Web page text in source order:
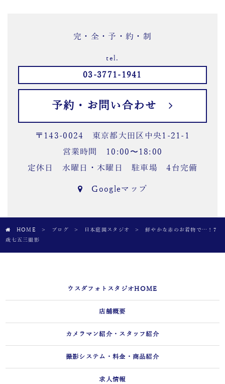
完・全・予・約・制
tel.
03-3771-1941
予約・お問い合わせ
〒143-0024 東京都大田区中央1-21-1
営業時間 10:00〜18:00
定休日 水曜日・木曜日 駐車場 4台完備
Googleマップ
HOME > ブログ > 日本庭園スタジオ >鮮やかな赤のお着物で…！7
歳七五三撮影
ウスダフォトスタジオHOME
店舗概要
カメラマン紹介・スタッフ紹介
撮影システム・料金・商品紹介
求人情報